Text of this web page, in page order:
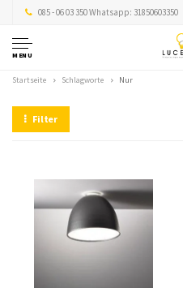
085 - 06 03 350 Whatsapp: 31850603350
MENU
Startseite Schlagworte Nur
Filter